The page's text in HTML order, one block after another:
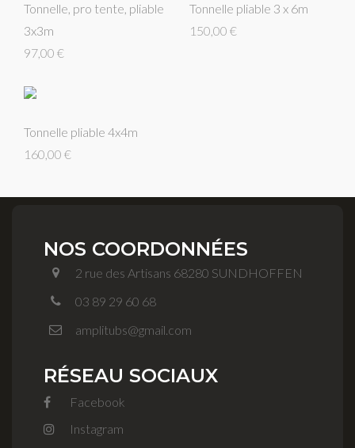
Tonnelle, pro tente, pliable
3x3m
97,00 €
Tonnelle pliable 3 x 6m
150,00 €
Tonnelle pliable 4x4m
160,00 €
NOS COORDONNÉES
2 rue des Artisans 68280 SUNDHOFFEN
03 89 29 60 68
amplitubs@gmail.com
RÉSEAU SOCIAUX
Facebook
Instagram